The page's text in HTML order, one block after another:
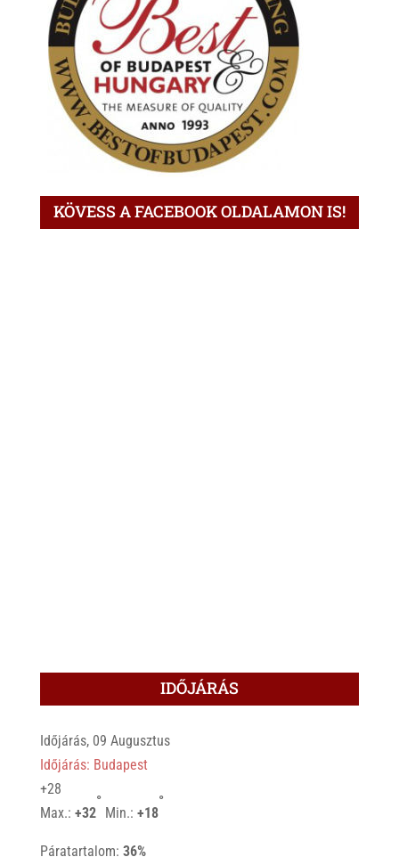
KÖVESS A FACEBOOK OLDALAMON IS!
IDŐJÁRÁS
Időjárás, 09 Augusztus
Időjárás: Budapest
+28
Max.: +32
°
Min.: +18
°
Páratartalom: 36%